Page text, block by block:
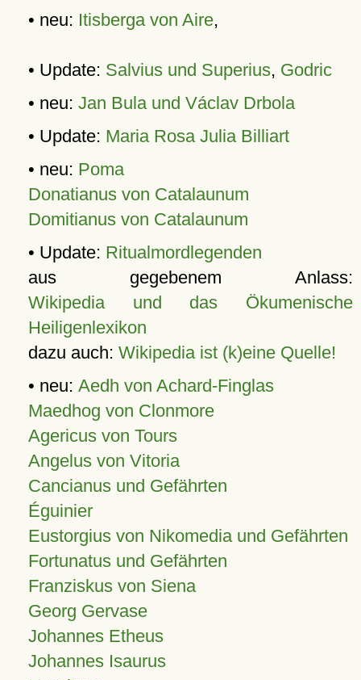
• neu: Itisberga von Aire,
• Update: Salvius und Superius, Godric
• neu: Jan Bula und Václav Drbola
• Update: Maria Rosa Julia Billiart
• neu: Poma
Donatianus von Catalaunum
Domitianus von Catalaunum
• Update: Ritualmordlegenden
aus gegebenem Anlass:
Wikipedia und das Ökumenische
Heiligenlexikon
dazu auch: Wikipedia ist (k)eine Quelle!
• neu: Aedh von Achard-Finglas
Maedhog von Clonmore
Agericus von Tours
Angelus von Vitoria
Cancianus und Gefährten
Éguinier
Eustorgius von Nikomedia und Gefährten
Fortunatus und Gefährten
Franziskus von Siena
Georg Gervase
Johannes Etheus
Johannes Isaurus